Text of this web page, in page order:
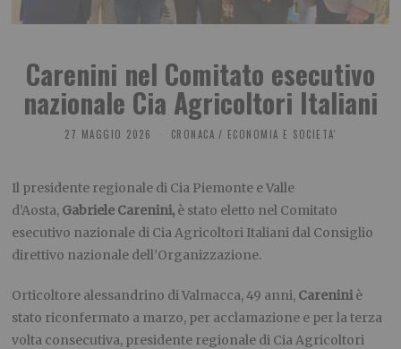
Carenini nel Comitato esecutivo
nazionale Cia Agricoltori Italiani
27 MAGGIO 2026 CRONACA / ECONOMIA E SOCIETA'
Il presidente regionale di Cia Piemonte e Valle
d’Aosta, Gabriele Carenini, è stato eletto nel Comitato
esecutivo nazionale di Cia Agricoltori Italiani dal Consiglio
direttivo nazionale dell’Organizzazione.
Orticoltore alessandrino di Valmacca, 49 anni, Carenini è
stato riconfermato a marzo, per acclamazione e per la terza
volta consecutiva, presidente regionale di Cia Agricoltori